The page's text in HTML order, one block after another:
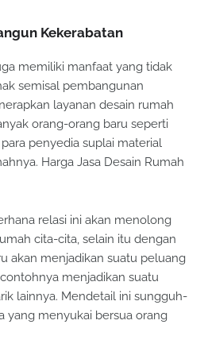
memiliki manfaat yang tidak
semisal pembangunan
layanan desain rumah
orang-orang baru seperti
penyedia suplai material
Harga Jasa Desain Rumah
relasi ini akan menolong
cita-cita, selain itu dengan
akan menjadikan suatu peluang
menjadikan suatu
lainnya. Mendetail ini sungguh-
yang menyukai bersua orang